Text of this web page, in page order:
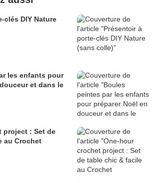
clés DIY Nature
les enfants pour
et dans le
project : Set de
au Crochet